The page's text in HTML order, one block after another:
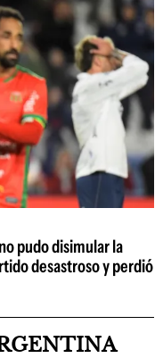
pudo disimular la
desastroso y perdió